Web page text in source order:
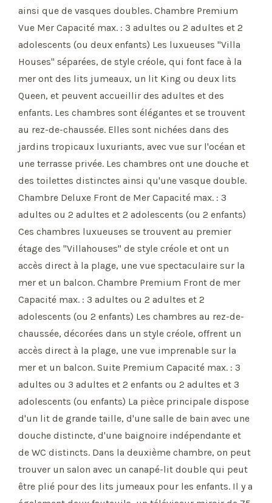
ainsi que de vasques doubles. Chambre Premium
Vue Mer Capacité max. : 3 adultes ou 2 adultes et 2
adolescents (ou deux enfants) Les luxueuses "Villa
Houses" séparées, de style créole, qui font face à la
mer ont des lits jumeaux, un lit King ou deux lits
Queen, et peuvent accueillir des adultes et des
enfants. Les chambres sont élégantes et se trouvent
au rez-de-chaussée. Elles sont nichées dans des
jardins tropicaux luxuriants, avec vue sur l'océan et
une terrasse privée. Les chambres ont une douche et
des toilettes distinctes ainsi qu'une vasque double.
Chambre Deluxe Front de Mer Capacité max. : 3
adultes ou 2 adultes et 2 adolescents (ou 2 enfants)
Ces chambres luxueuses se trouvent au premier
étage des "Villahouses" de style créole et ont un
accès direct à la plage, une vue spectaculaire sur la
mer et un balcon. Chambre Premium Front de mer
Capacité max. : 3 adultes ou 2 adultes et 2
adolescents (ou 2 enfants) Les chambres au rez-de-
chaussée, décorées dans un style créole, offrent un
accès direct à la plage, une vue imprenable sur la
mer et un balcon. Suite Premium Capacité max. : 3
adultes ou 3 adultes et 2 enfants ou 2 adultes et 3
adolescents (ou enfants) La pièce principale dispose
d'un lit de grande taille, d'une salle de bain avec une
douche distincte, d'une baignoire indépendante et
de WC distincts. Dans la deuxième chambre, on peut
trouver un salon avec un canapé-lit double qui peut
être plié pour des lits jumeaux pour les enfants. Il y a